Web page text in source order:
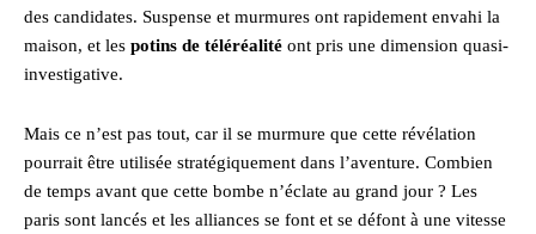
des candidates. Suspense et murmures ont rapidement envahi la
maison, et les potins de téléréalité ont pris une dimension quasi-
investigative.
Mais ce n’est pas tout, car il se murmure que cette révélation
pourrait être utilisée stratégiquement dans l’aventure. Combien
de temps avant que cette bombe n’éclate au grand jour ? Les
paris sont lancés et les alliances se font et se défont à une vitesse